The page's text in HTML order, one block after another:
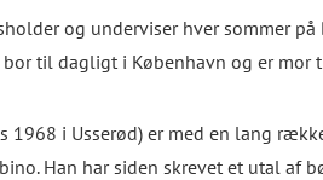
og underviser hver sommer
til dagligt i København og er mor
1968 i Usserød) er med en lang
. Han har siden skrevet et utal af